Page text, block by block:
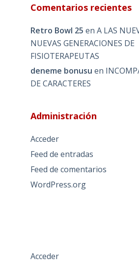
Comentarios recientes
Retro Bowl 25 en A LAS
NUEVAS GENERACIONES DE
FISIOTERAPEUTAS
deneme bonusu en
DE CARACTERES
Administración
Acceder
Feed de entradas
Feed de comentarios
WordPress.org
Acceder